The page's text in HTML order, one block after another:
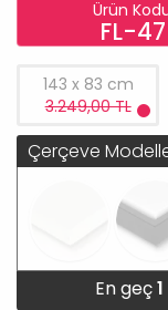
Ürün
FL-47
143 x 83 cm
3.249,00 TL
Çerçeve
En geç